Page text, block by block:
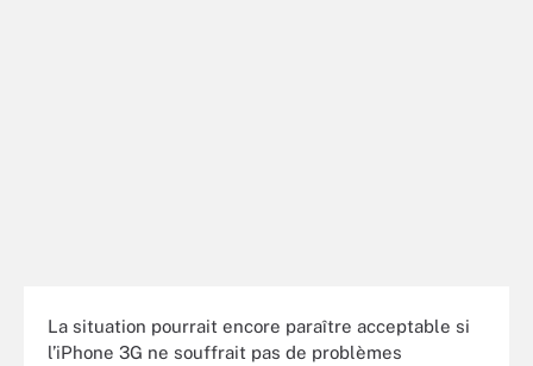
La situation pourrait encore paraître acceptable si
l’iPhone 3G ne souffrait pas de problèmes